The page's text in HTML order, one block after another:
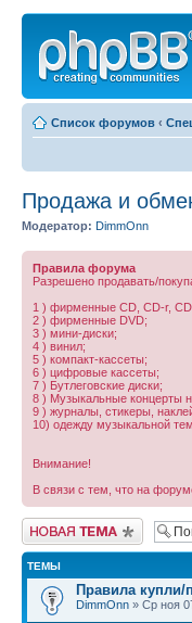
Список форумов ‹
Продажа и
Модератор: DimmOnn
Правила форума
Разрешено продавать/
1 ) фирменные CD, CD-r,
2 ) фирменные DVD;
3 ) мини-диски;
4 ) винил;
5 ) компакт-кассеты;
6 ) цифровые кассеты;
7 ) Бутлеговские диски;
8 ) Музыкальные концерты
9 ) журналы, стикеры,
10) одежду музыкальной
Внимание!
В связи с тем, что на
Новая тема
ТЕМЫ
Правила
DimmOnn » Ср ноя